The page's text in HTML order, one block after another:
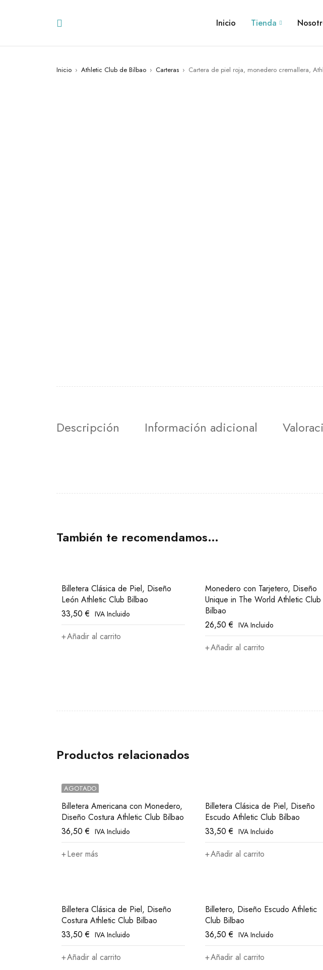
Inicio Tienda
Inicio › Athletic Club de Bilbao › Carteras › Cartera de piel roja, monedero cremallera,
Descripción Información adicional
También te recomendamos…
Billetera Clásica de Piel, Diseño
León Athletic Club Bilbao
33,50€ IVA Incluido
Añadir al carrito
Monedero con Tarjetero, Diseño
Unique in The World Athletic Club
Bilbao
26,50€ IVA Incluido
Añadir al carrito
Productos relacionados
AGOTADO
Billetera Americana con Monedero,
Diseño Costura Athletic Club Bilbao
36,50€ IVA Incluido
Leer más
Billetera Clásica de Piel, Diseño
Escudo Athletic Club Bilbao
33,50€ IVA Incluido
Añadir al carrito
Billetera Clásica de Piel, Diseño
Costura Athletic Club Bilbao
33,50€ IVA Incluido
Añadir al carrito
Billetero, Diseño Escudo Athletic
Club Bilbao
36,50€ IVA Incluido
Añadir al carrito